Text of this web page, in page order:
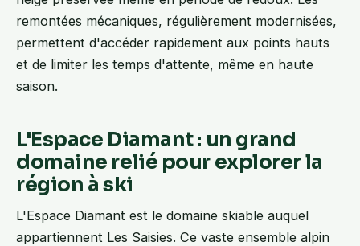
remontées mécaniques, régulièrement modernisées,
permettent d'accéder rapidement aux points hauts
et de limiter les temps d'attente, même en haute
saison.
L'Espace Diamant : un grand
domaine relié pour explorer la
région à ski
L'Espace Diamant est le domaine skiable auquel
appartiennent Les Saisies. Ce vaste ensemble alpin